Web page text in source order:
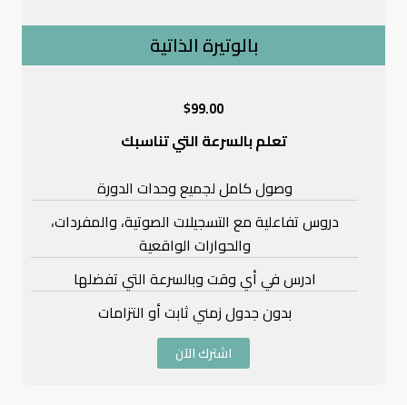
بالوتيرة الذاتية
$99.00
تعلم بالسرعة التي تناسبك
وصول كامل لجميع وحدات الدورة
دروس تفاعلية مع التسجيلات الصوتية، والمفردات،
والحوارات الواقعية
ادرس في أي وقت وبالسرعة التي تفضلها
بدون جدول زمني ثابت أو التزامات
اشترك الآن